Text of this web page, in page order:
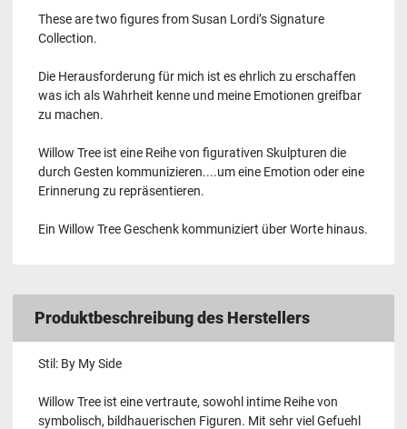
These are two figures from Susan Lordi’s Signature
Collection.
Die Herausforderung für mich ist es ehrlich zu erschaffen
was ich als Wahrheit kenne und meine Emotionen greifbar
zu machen.
Willow Tree ist eine Reihe von figurativen Skulpturen die
durch Gesten kommunizieren....um eine Emotion oder eine
Erinnerung zu repräsentieren.
Ein Willow Tree Geschenk kommuniziert über Worte hinaus.
Produktbeschreibung des Herstellers
Stil: By My Side
Willow Tree ist eine vertraute, sowohl intime Reihe von
symbolisch, bildhauerischen Figuren. Mit sehr viel Gefuehl